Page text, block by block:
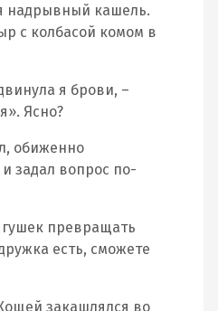
надрывный кашель.
с колбасой комом в
я брови, –
Ясно?
обиженно
задал вопрос по-
превращать
есть, сможете
закашлялся во